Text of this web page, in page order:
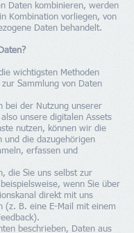
Daten kombinieren, werden
Kombination vorliegen, von
Daten behandelt.
wichtigsten Methoden
Sammlung von Daten
bei der Nutzung unserer
unsere digitalen Assets
nutzen, können wir die
und die dazugehörigen
erfassen und
die Sie uns selbst zur
wenn Sie über
direkt mit uns
(z. B. eine E-Mail mit einem
beschrieben, Daten aus